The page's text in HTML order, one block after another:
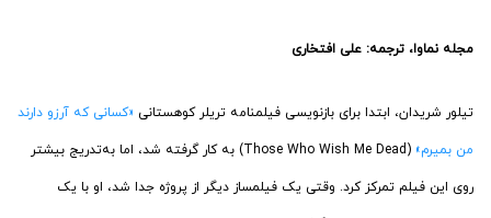
مجله نماوا، ترجمه: علی افتخاری
تیلور شریدان، ابتدا برای بازنویسی فیلمنامه تریلر کوهستانی «کسانی که آرزو دارند
من بمیرم» (Those Who Wish Me Dead) به کار گرفته شد، اما به‌تدریج بیشتر
روی این فیلم تمرکز کرد. وقتی یک فیلمساز دیگر از پروژه جدا شد، او با یک